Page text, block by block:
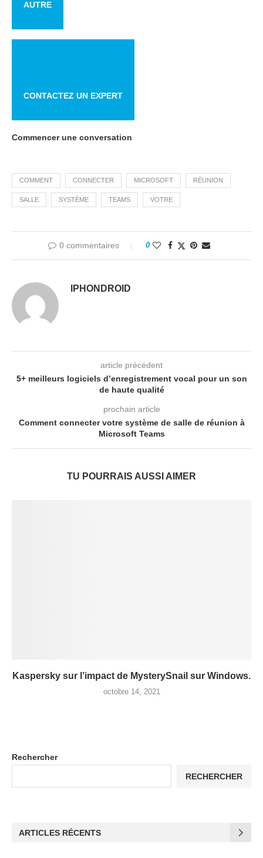
AUTRE
CONTACTEZ UN EXPERT
Commencer une conversation
COMMENT CONNECTER MICROSOFT RÉUNION
SALLE SYSTÈME TEAMS VOTRE
0 commentaires 0
IPHONDROID
article précédent
5+ meilleurs logiciels d’enregistrement vocal pour un son
de haute qualité
prochain article
Comment connecter votre système de salle de réunion à
Microsoft Teams
TU POURRAIS AUSSI AIMER
Kaspersky sur l’impact de MysterySnail sur Windows.
octobre 14, 2021
Rechercher
RECHERCHER
ARTICLES RÉCENTS